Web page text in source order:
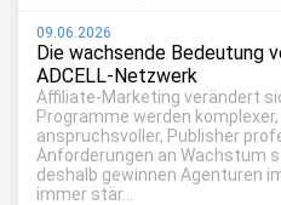
09.06.2026
Die wachsende Bedeutung
ADCELL-Netzwerk
Affiliate-Marketing verändert
Programme werden
anspruchsvoller, Publisher
Anforderungen an Wachstum
deshalb gewinnen Agenturen
immer stär...